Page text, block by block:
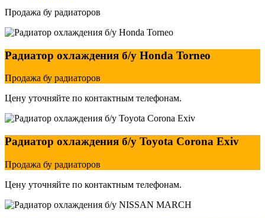
Продажа бу радиаторов
Радиатор охлаждения б/у Honda Torneo
Продажа бу радиаторов
Цену уточняйте по контактным телефонам.
Радиатор охлаждения б/у Toyota Corona Exiv
Продажа бу радиаторов
Цену уточняйте по контактным телефонам.